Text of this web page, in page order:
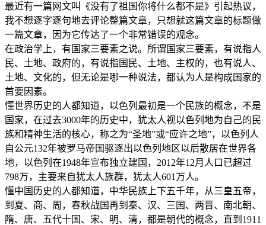
最近有一篇网文叫《没有了祖国你将什么都不是》引起热议，
我不想逐字逐句地去评论整篇文章，只想就这篇文章的标题做
一篇文章，因为它传达了一个非常错误的观念。
在政治学上，有国家三要素之说。所谓国家三要素，有说指人
民、土地、政府的，有说指国民、土地、主权的，也有说人、
土地、文化的，但无论是哪一种说法，都认为人是构成国家的
首要因素。
懂世界历史的人都知道，以色列最初是一个民族的概念，不是
国家，在过去3000年的历史中，犹太人视以色列地为自己的民
族和精神生活的核心，称之为“圣地”或“应许之地”，以色列人
自公元132年被罗马帝国驱逐出以色列地区以后散居在世界各
地，以色列在1948年宣布独立建国，2012年12月人口已超过
798万，主要来自犹太人族群，犹太人601万人。
懂中国历史的人都知道，中华民族上下五千年，从三皇五帝，
到夏、商、周，春秋战国再到秦、汉、三国、两晋、南北朝、
隋、唐、五代十国、宋、明、清，都是朝代的概念，直到1911